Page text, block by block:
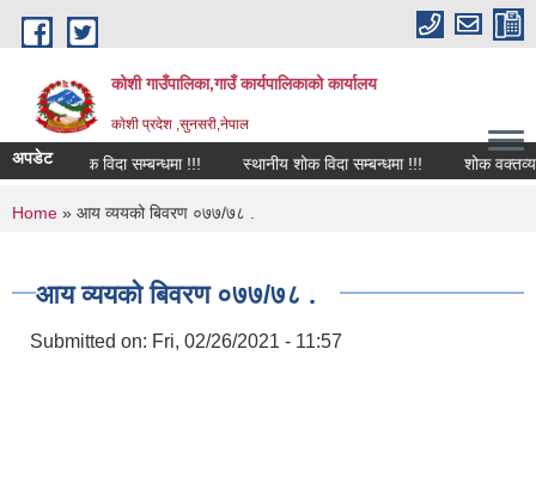
Skip to main content
कोशी गाउँपालिका,गाउँ कार्यपालिकाको कार्यालय
काेशी प्रदेश ,सुनसरी,नेपाल
अपडेटशोक विदा सम्बन्धमा !!! स्थानीय शोक विदा सम्बन्धमा !!! शोक वक्तव्य
You are here
Home » आय व्ययको बिवरण ०७७/७८ .
आय व्ययको बिवरण ०७७/७८ .
Submitted on: Fri, 02/26/2021 - 11:57